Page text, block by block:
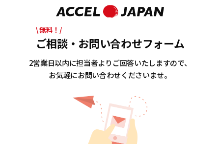
\ 無料！/
ご相談・お問い合わせフォーム
2営業日以内に担当者よりご回答いたしますので、
お気軽にお問い合わせくださいませ。